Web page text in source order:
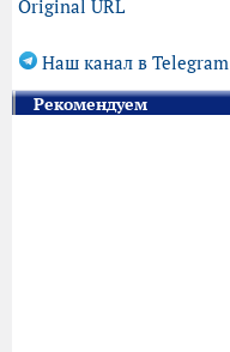
Original URL
Наш канал в Telegram
Рекомендуем